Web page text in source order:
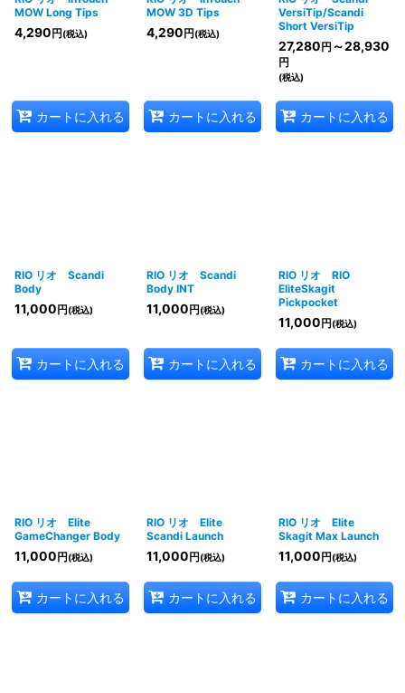
MOW Long Tips
4,290 円 (税込)
カートに入れる
MOW 3D Tips
4,290 円 (税込)
カートに入れる
VersiTip/Scandi
Short VersiTip
27,280 円 ～28,930
円
(税込)
カートに入れる
RIO リオ Scandi
Body
11,000 円 (税込)
カートに入れる
RIO リオ Scandi
Body INT
11,000 円 (税込)
カートに入れる
RIO リオ RIO
EliteSkagit
Pickpocket
11,000 円 (税込)
カートに入れる
RIO リオ Elite
GameChanger Body
11,000 円 (税込)
カートに入れる
RIO リオ Elite
Scandi Launch
11,000 円 (税込)
カートに入れる
RIO リオ Elite
Skagit Max Launch
11,000 円 (税込)
カートに入れる